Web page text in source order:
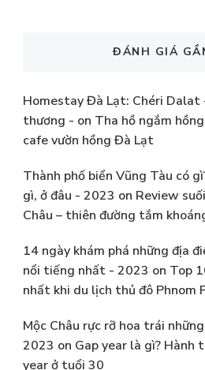
ĐÁNH GIÁ
Homestay Đà Lạt: Chéri Dalat
thương - on Tha hồ ngắm
cafe vườn hồng Đà Lạt
Thành phố biển Vũng Tàu có
gì, ở đâu - 2023 on Review
Châu – thiên đường tắm
14 ngày khám phá những địa
nổi tiếng nhất - 2023 on Top
nhất khi du lịch thủ đô Phnom
Mộc Châu rực rỡ hoa trái
2023 on Gap year là gì? Hành
year ở tuổi 30